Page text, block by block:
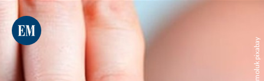
jarmoluk pixabay